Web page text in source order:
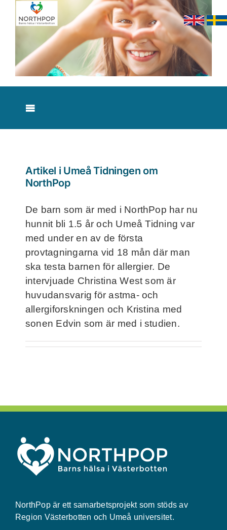
content
Toggle
Artikel i Umeå Tidningen om
NorthPop
De barn som är med i NorthPop har nu
hunnit bli 1.5 år och Umeå Tidning var
med under en av de första
provtagningarna vid 18 mån där man
ska testa barnen för allergier. De
intervjuade Christina West som är
huvudansvarig för astma- och
allergiforskningen och Kristina med
sonen Edvin som är med i studien.
NorthPop är ett samarbetsprojekt som stöds av
Region Västerbotten och Umeå universitet.